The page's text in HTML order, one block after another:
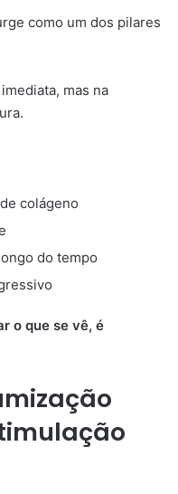
como um dos pilares
mas na
colágeno
do tempo
o que se vê, é